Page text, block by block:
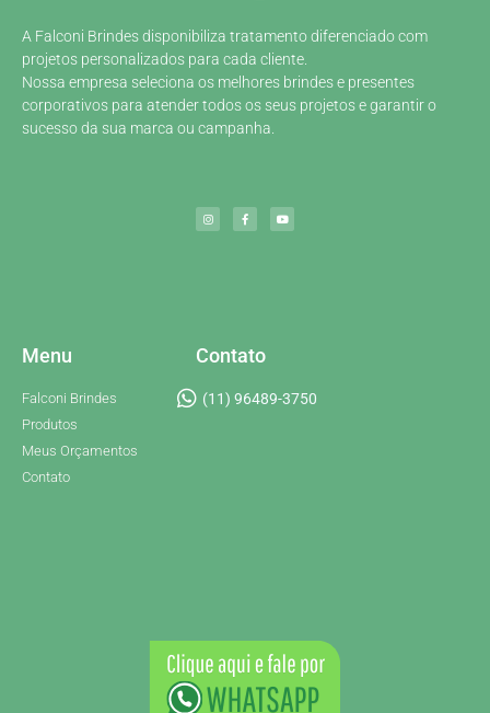
A Falconi Brindes disponibiliza tratamento diferenciado com
projetos personalizados para cada cliente.
Nossa empresa seleciona os melhores brindes e presentes
corporativos para atender todos os seus projetos e garantir o
sucesso da sua marca ou campanha.
Menu
Falconi Brindes
Produtos
Meus Orçamentos
Contato
Contato
(11) 96489-3750